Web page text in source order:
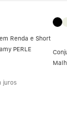
Renda e Short
PERLE
juros